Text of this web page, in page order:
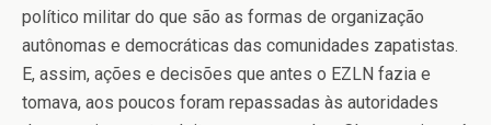
político militar do que são as formas de organização
autônomas e democráticas das comunidades zapatistas.
E, assim, ações e decisões que antes o EZLN fazia e
tomava, aos poucos foram repassadas às autoridades